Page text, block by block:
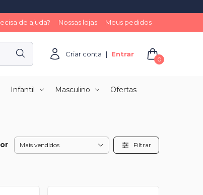
de ajuda? Nossas lojas Meus pedidos
Criar conta | Entrar
0
Infantil Masculino Ofertas
Filtrar